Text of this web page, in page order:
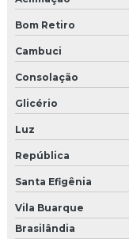
Camisetas
Casting para feiras
Confecção de
Empresas de
Modelos para
Papai noel para
Papai noel para
Bom Retiro
Cambuci
Consolação
Glicério
Luz
República
Santa Efigênia
Vila Buarque
Brasilândia